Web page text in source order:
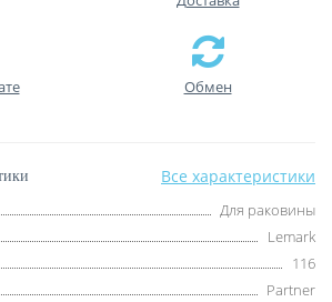
Обмен
Все характеристики
Для раковины
Lemark
116
Partner